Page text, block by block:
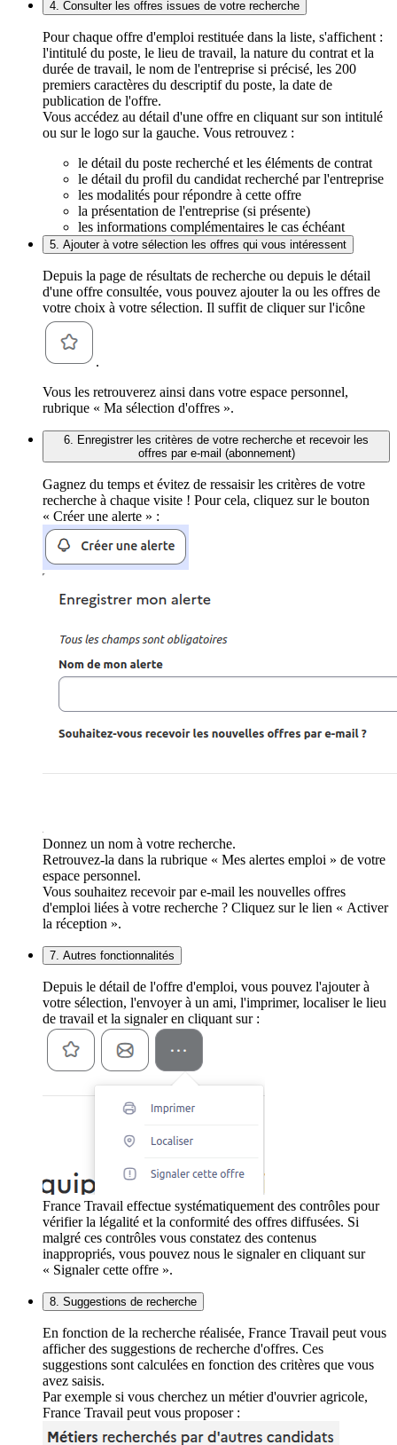
4. Consulter les offres issues de votre recherche
Pour chaque offre d'emploi restituée dans la liste, s'affichent :
l'intitulé du poste, le lieu de travail, la nature du contrat et la
durée de travail, le nom de l'entreprise si précisé, les 200
premiers caractères du descriptif du poste, la date de
publication de l'offre.
Vous accédez au détail d'une offre en cliquant sur son intitulé
ou sur le logo sur la gauche. Vous retrouvez :
le détail du poste recherché et les éléments de contrat
le détail du profil du candidat recherché par l'entreprise
les modalités pour répondre à cette offre
la présentation de l'entreprise (si présente)
les informations complémentaires le cas échéant
5. Ajouter à votre sélection les offres qui vous intéressent
Depuis la page de résultats de recherche ou depuis le détail
d'une offre consultée, vous pouvez ajouter la ou les offres de
votre choix à votre sélection. Il suffit de cliquer sur l'icône
.
Vous les retrouverez ainsi dans votre espace personnel,
rubrique « Ma sélection d'offres ».
6. Enregistrer les critères de votre recherche et recevoir les
offres par e-mail (abonnement)
Gagnez du temps et évitez de ressaisir les critères de votre
recherche à chaque visite ! Pour cela, cliquez sur le bouton
« Créer une alerte » :
Donnez un nom à votre recherche.
Retrouvez-la dans la rubrique « Mes alertes emploi » de votre
espace personnel.
Vous souhaitez recevoir par e-mail les nouvelles offres
d'emploi liées à votre recherche ? Cliquez sur le lien « Activer
la réception ».
7. Autres fonctionnalités
Depuis le détail de l'offre d'emploi, vous pouvez l'ajouter à
votre sélection, l'envoyer à un ami, l'imprimer, localiser le lieu
de travail et la signaler en cliquant sur :
France Travail effectue systématiquement des contrôles pour
vérifier la légalité et la conformité des offres diffusées. Si
malgré ces contrôles vous constatez des contenus
inappropriés, vous pouvez nous le signaler en cliquant sur
« Signaler cette offre ».
8. Suggestions de recherche
En fonction de la recherche réalisée, France Travail peut vous
afficher des suggestions de recherche d'offres. Ces
suggestions sont calculées en fonction des critères que vous
avez saisis.
Par exemple si vous cherchez un métier d'ouvrier agricole,
France Travail peut vous proposer :